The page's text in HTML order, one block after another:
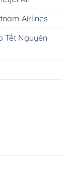
Airlines
Tết Nguyên